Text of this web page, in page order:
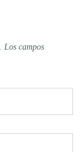
Los campos